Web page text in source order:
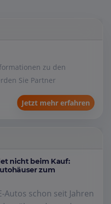
zu den
Sie Partner
Jetzt mehr erfahren
nicht beim Kauf:
zum
Autos schon seit Jahren